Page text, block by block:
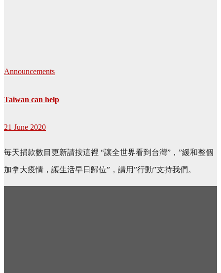
Announcements
Taiwan can help
21 June 2020
毎天捐款數目更新請按這裡 “讓全世界看到台灣”，”緩和整個
加拿大疫情，讓生活早日歸位”，請用”行動”支持我們。